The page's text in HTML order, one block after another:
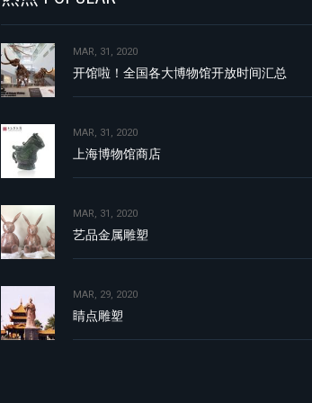
MAR, 31, 2020
开馆啦！全国各大博物馆开放时间汇总
MAR, 31, 2020
上海博物馆商店
MAR, 31, 2020
艺品金属雕塑
MAR, 29, 2020
睛点雕塑